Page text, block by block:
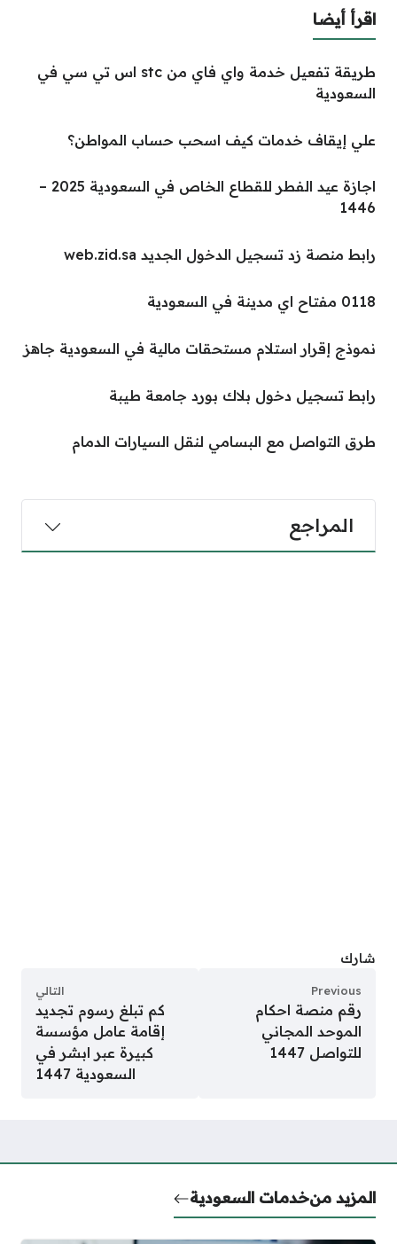
اقرأ أيضا
طريقة تفعيل خدمة واي فاي من stc اس تي سي في
السعودية
علي إيقاف خدمات كيف اسحب حساب المواطن؟
اجازة عيد الفطر للقطاع الخاص في السعودية 2025 –
1446
رابط منصة زد تسجيل الدخول الجديد web.zid.sa
0118 مفتاح اي مدينة في السعودية
نموذج إقرار استلام مستحقات مالية في السعودية جاهز
رابط تسجيل دخول بلاك بورد جامعة طيبة
طرق التواصل مع البسامي لنقل السيارات الدمام
المراجع
شارك
Previous
رقم منصة احكام
الموحد المجاني
للتواصل 1447
التالي
كم تبلغ رسوم تجديد
إقامة عامل مؤسسة
كبيرة عبر ابشر في
السعودية 1447
المزيد منخدمات السعودية